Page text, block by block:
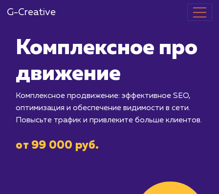
G-Creative
движение
оптимизация и обеспечение